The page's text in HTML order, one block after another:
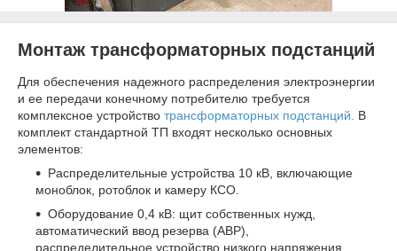
Монтаж трансформаторных подстанций
Для обеспечения надежного распределения электроэнергии
и ее передачи конечному потребителю требуется
комплексное устройство трансформаторных подстанций.
В
комплект стандартной ТП входят несколько основных
элементов:
Распределительные устройства 10 кВ, включающие
моноблок, ротоблок и камеру КСО.
Оборудование 0,4 кВ: щит собственных нужд,
автоматический ввод резерва (АВР),
распределительное устройство низкого напряжения